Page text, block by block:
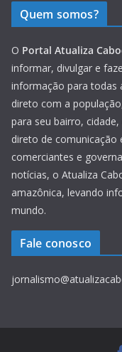
Quem somos?
O Portal Atualiza
informar, divulgar e
informação para todas
direto com a
para seu bairro,
direto de comunicação
comerciantes e
notícias, o Atualiza
amazônica, levando
mundo.
Fale conosco